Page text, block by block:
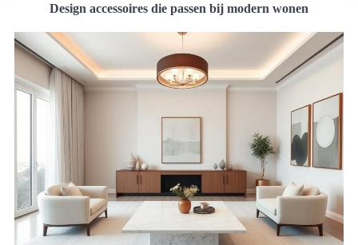
Design accessoires die passen bij modern wonen